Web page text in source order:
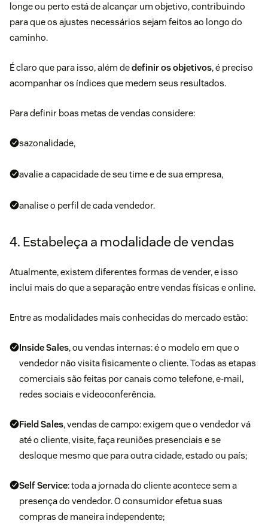
longe ou perto está de alcançar um objetivo, contribuindo
para que os ajustes necessários sejam feitos ao longo do
caminho.
É claro que para isso, além dedefinir os objetivos, é preciso
acompanhar os índices que medem seus resultados.
Para definir boas metas de vendas considere:
sazonalidade,
avalie a capacidade de seu time e de sua empresa,
analise o perfil de cada vendedor.
4. Estabeleça a modalidade de vendas
Atualmente, existem diferentes formas de vender, e isso
inclui mais do que a separação entre vendas físicas e online.
Entre as modalidades mais conhecidas do mercado estão:
Inside Sales, ou vendas internas: é o modelo em que o
vendedor não visita fisicamente o cliente. Todas as etapas
comerciais são feitas por canais como telefone, e-mail,
redes sociais e videoconferência.
Field Sales, vendas de campo: exigem que o vendedor vá
até o cliente, visite, faça reuniões presenciais e se
desloque mesmo que para outra cidade, estado ou país;
Self Service: toda a jornada do cliente acontece sem a
presença do vendedor. O consumidor efetua suas
compras de maneira independente;